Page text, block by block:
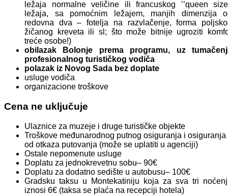
ležaja normalne veličine ili francuskog ’’queen
ležaja, sa pomoćnim ležajem, manjih dimenzija
redovna dva – fotelja na razvlačenje, forma
žičanog kreveta ili sl; što može bitnije ugroziti
treće osobe!)
obilazak Bolonje prema programu, uz
profesionalnog turističkog vodiča
polazak iz Novog Sada bez doplate
usluge vodiča
organizacione troškove
Cena ne uključuje
Ulaznice za muzeje i druge turističke objekte
Troškove međunarodnog putnog osiguranja i osiguranja
od otkaza putovanja (može se uplatiti u agenciji)
Ostale nepomenute usluge
Doplatu za jednokrevetnu sobu– 90€
Doplatu za dodatno sedište u autobusu– 100€
Gradsku taksu u Montekatiniju koja za sva tri
iznosi 6€ (taksa se plaća na recepciji hotela)